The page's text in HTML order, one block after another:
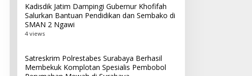
Kadisdik Jatim Dampingi Gubernur Khofifah
Salurkan Bantuan Pendidikan dan Sembako di
SMAN 2 Ngawi
4 views
Satreskrim Polrestabes Surabaya Berhasil
Membekuk Komplotan Spesialis Pembobol